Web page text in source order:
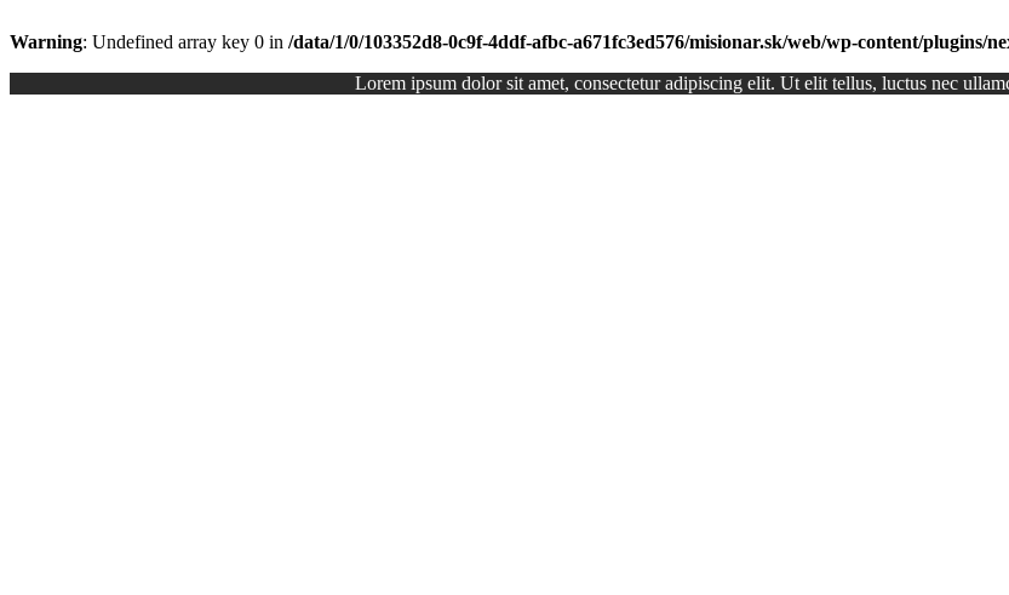
Warning: Undefined array key 0 in /data/1/0/103352d8-0c9f-4ddf-afbc-a671fc3ed576/misionar.sk/web/wp-content/plugins/
Lorem ipsum dolor sit amet, consectetur adipiscing elit. Ut elit tellus, luctus nec